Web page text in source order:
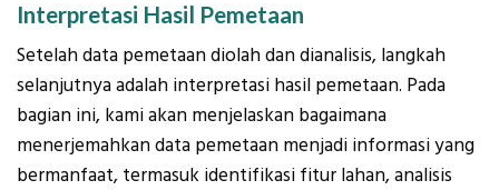
Interpretasi Hasil Pemetaan
Setelah data pemetaan diolah dan dianalisis, langkah
selanjutnya adalah interpretasi hasil pemetaan. Pada
bagian ini, kami akan menjelaskan bagaimana
menerjemahkan data pemetaan menjadi informasi yang
bermanfaat, termasuk identifikasi fitur lahan, analisis